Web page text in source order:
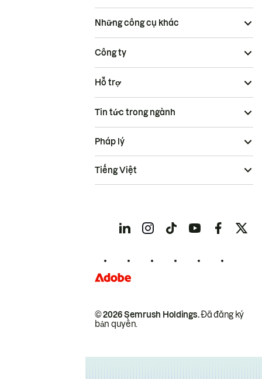
Những công cụ khác
Công ty
Hỗ trợ
Tin tức trong ngành
© 2026 Semrush Holdings.Đã đăng ký
bản quyền.
Pháp lý
Tiếng Việt